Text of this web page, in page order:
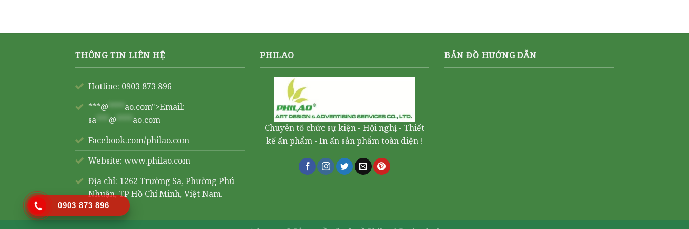
THÔNG TIN LIÊN HỆ
Hotline: 0903 873 896
***@ **** ao.com">Email:
sa *** @ **** ao.com
Facebook.com/philao.com
Website: www.philao.com
Địa chỉ: 1262 Trường Sa, Phường Phú
Nhuận, TP Hồ Chí Minh, Việt Nam.
PHILAO
Chuyên tổ chức sự kiện - Hội nghị - Thiết
kế ấn phẩm - In ấn sản phẩm toàn diện !
BẢN ĐỒ HƯỚNG DẪN
0903 873 896